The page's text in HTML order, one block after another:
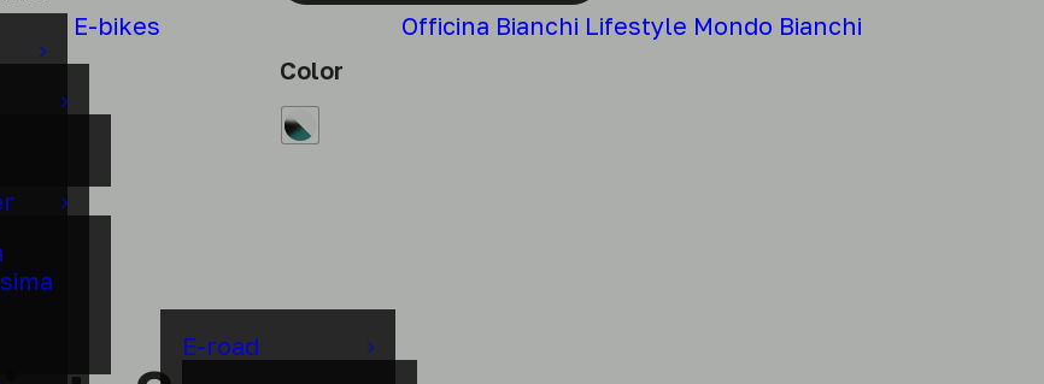
E-bikes
E-road
Officina Bianchi Lifestyle Mondo Bianchi
Color